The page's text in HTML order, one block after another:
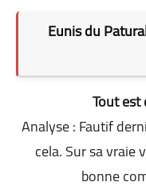
Eunis du
Tout est
Analyse : Fautif
cela. Sur sa vraie
bonne